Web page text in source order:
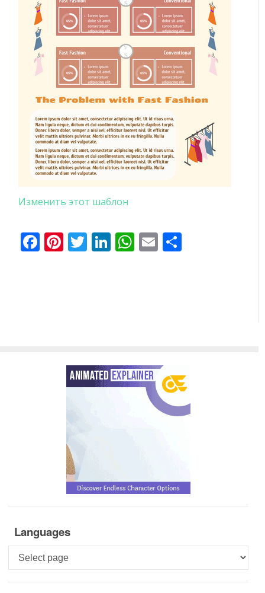
Изменить этот шаблон
Facebook
Pinterest
Twitter
LinkedIn
WhatsApp
Email
Languages
Languages